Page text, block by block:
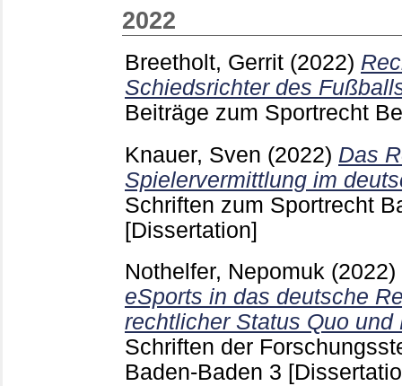
2022
Breetholt, Gerrit (2022)
Schiedsrichter des
Beiträge zum Sportrecht
Knauer, Sven (2022) Das
Spielervermittlung im
Schriften zum Sportrecht
[Dissertation]
Nothelfer, Nepomuk (2022)
eSports in das deutsche
rechtlicher Status Quo
Schriften der
Baden-Baden 3